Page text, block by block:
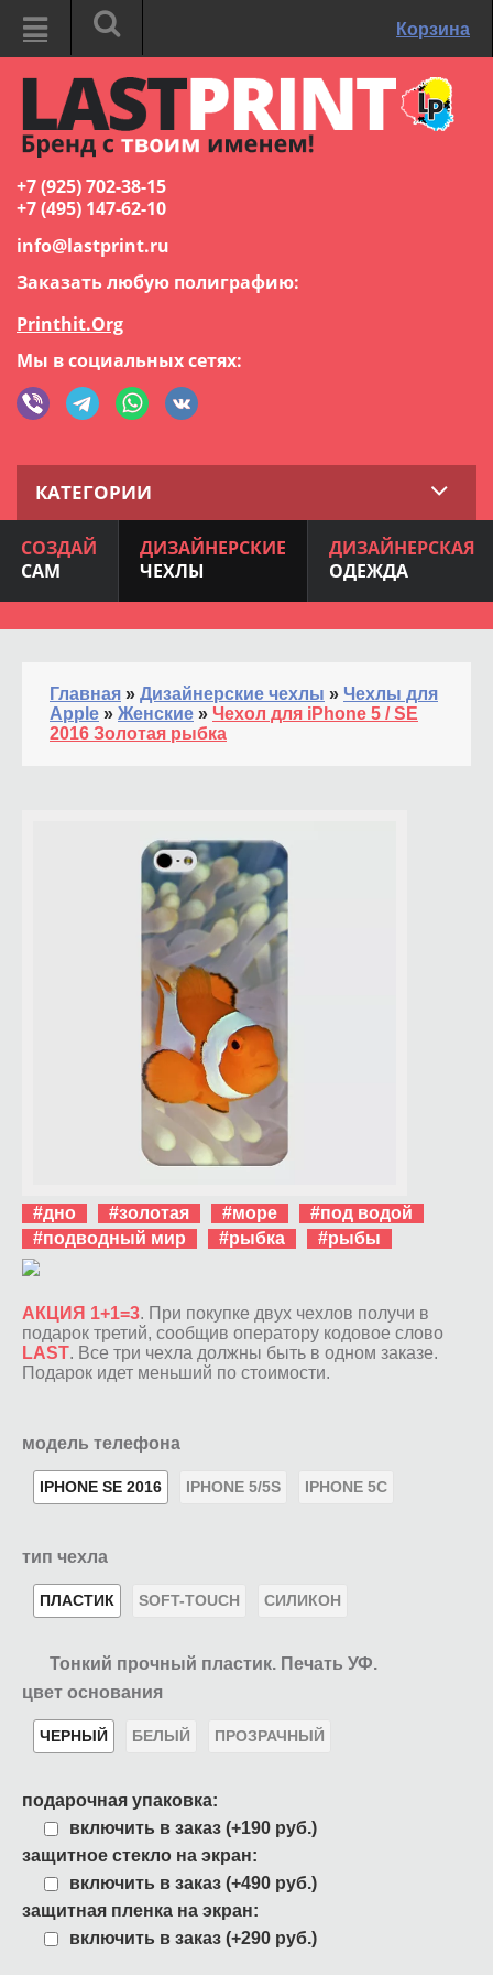
Корзина
+7 (925) 702-38-15
+7 (495) 147-62-10
info@lastprint.ru
Заказать любую полиграфию:
Printhit.Org
Мы в социальных сетях:
КАТЕГОРИИ
СОЗДАЙ
САМ
ДИЗАЙНЕРСКИЕ
ЧЕХЛЫ
ДИЗАЙНЕРСКАЯ
ОДЕЖДА
Главная » Дизайнерские чехлы » Чехлы для
Apple » Женские » Чехол для iPhone 5 / SE
2016 Золотая рыбка
#дно #золотая #море
#под водой
#подводный мир
#рыбка #рыбы
АКЦИЯ 1+1=3. При покупке двух чехлов получи в
подарок третий, сообщив оператору кодовое слово
LAST. Все три чехла должны быть в одном заказе.
Подарок идет меньший по стоимости.
модель телефона
IPHONE SE 2016 IPHONE 5/5S IPHONE 5C
тип чехла
ПЛАСТИК SOFT-TOUCH СИЛИКОН
Тонкий прочный пластик. Печать УФ.
цвет основания
ЧЕРНЫЙ БЕЛЫЙ ПРОЗРАЧНЫЙ
подарочная упаковка:
включить в заказ (+190 руб.)
защитное стекло на экран:
включить в заказ (+490 руб.)
защитная пленка на экран:
включить в заказ (+290 руб.)